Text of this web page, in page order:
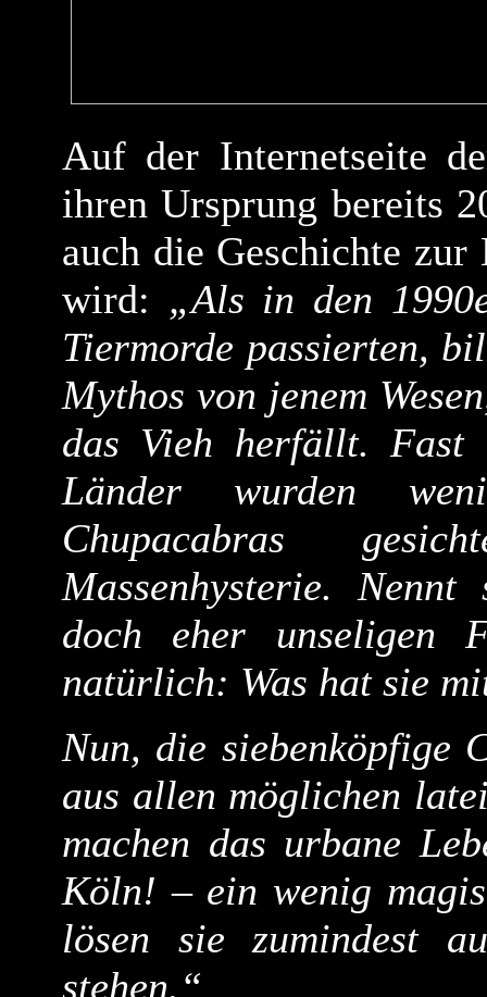
Auf der Internetseite
ihren Ursprung bereits
auch die Geschichte
wird: „Als in den
Tiermorde passierten,
Mythos von jenem
das Vieh herfällt. Fast
Länder wurden
Chupacabras
Massenhysterie.
doch eher unseligen
natürlich: Was hat sie
Nun, die siebenköpfige
aus allen möglichen
machen das urbane
Köln! – ein wenig
lösen sie zumindest
stehen.“